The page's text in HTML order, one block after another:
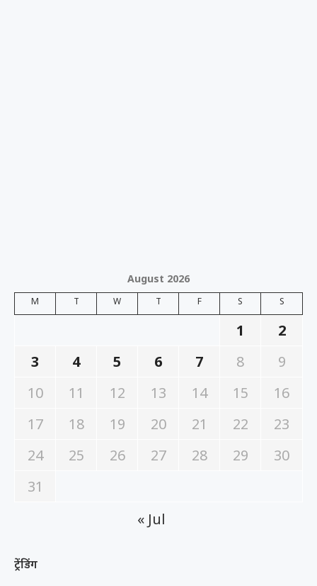
August 2026
M T W T F S S
1
2
3
4 5 6 7 8
9
10
11 12 13 14 15
16
17
18 19 20 21 22
23
24
25 26 27 28 29
30
31
« Jul
ट्रेंडिंग